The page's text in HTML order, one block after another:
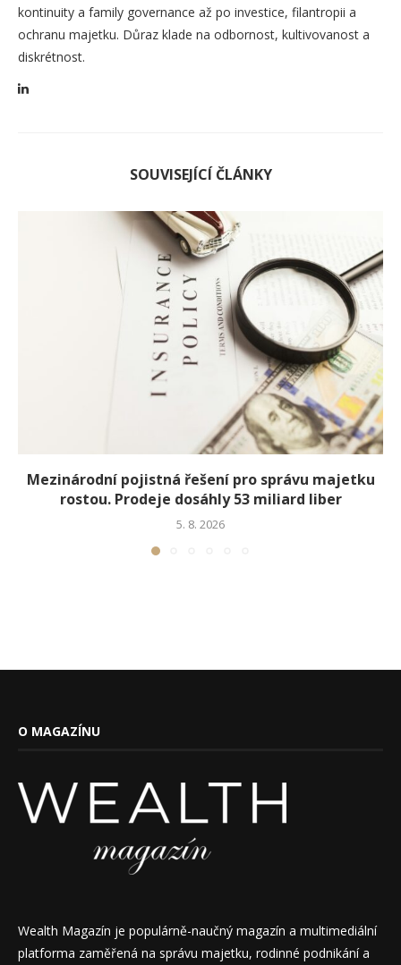
kontinuity a family governance až po investice, filantropii a
ochranu majetku. Důraz klade na odbornost, kultivovanost a
diskrétnost.
SOUVISEJÍCÍ ČLÁNKY
Mezinárodní pojistná řešení pro správu majetku
rostou. Prodeje dosáhly 53 miliard liber
5. 8. 2026
O MAGAZÍNU
Wealth Magazín je populárně-naučný magazín a multimediální
platforma zaměřená na správu majetku, rodinné podnikání a